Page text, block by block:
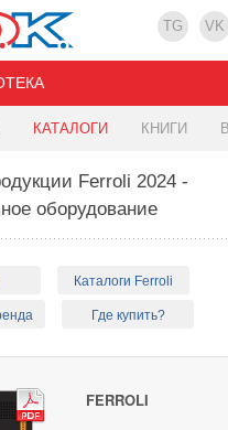
TG VK
КАТАЛОГИ КНИГИ
Ferroli 2024 -
оборудование
Каталоги Ferroli
Где купить?
FERROLI